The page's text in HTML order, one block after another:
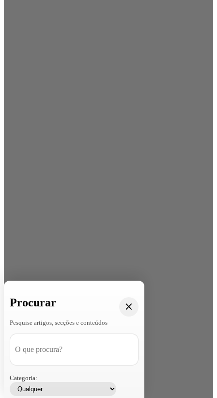
Procurar
Pesquise artigos, secções e conteúdos
Categoria: